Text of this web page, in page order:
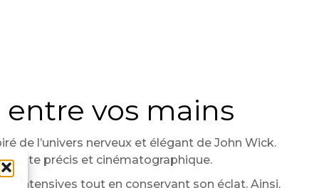
vos mains
de l’univers nerveux et élégant de John Wick.
geste précis et cinématographique.
intensives tout en conservant son éclat. Ainsi,